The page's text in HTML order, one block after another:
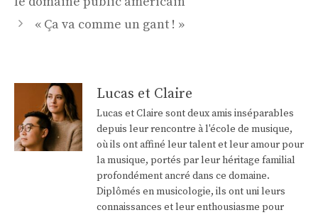
« Ça va comme un gant ! »
Lucas et Claire
Lucas et Claire sont deux amis inséparables
depuis leur rencontre à l'école de musique,
où ils ont affiné leur talent et leur amour pour
la musique, portés par leur héritage familial
profondément ancré dans ce domaine.
Diplômés en musicologie, ils ont uni leurs
connaissances et leur enthousiasme pour